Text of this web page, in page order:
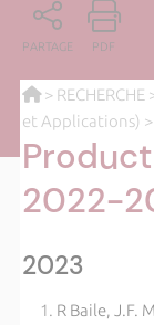
PARTAGE PDF
> RECHERCHE
et Applications)
2022-
2023
R Baile, J.F.